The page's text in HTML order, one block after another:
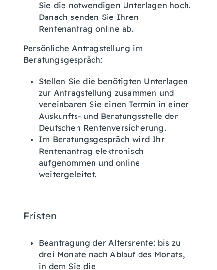
Sie die notwendigen Unterlagen hoch.
Danach senden Sie Ihren
Rentenantrag online ab.
Persönliche Antragstellung im
Beratungsgespräch:
Stellen Sie die benötigten Unterlagen
zur Antragstellung zusammen und
vereinbaren Sie einen Termin in einer
Auskunfts- und Beratungsstelle der
Deutschen Rentenversicherung.
Im Beratungsgespräch wird Ihr
Rentenantrag elektronisch
aufgenommen und online
weitergeleitet.
Fristen
Beantragung der Altersrente: bis zu
drei Monate nach Ablauf des Monats,
in dem Sie die